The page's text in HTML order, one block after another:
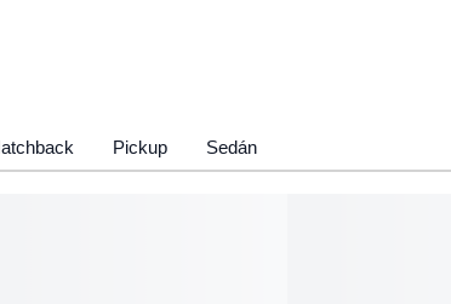
Pickup Sedán